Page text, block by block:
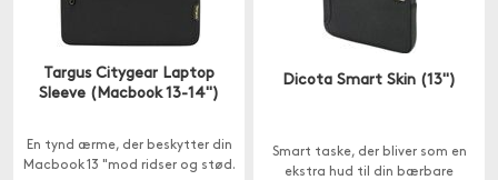
Targus Citygear Laptop
Sleeve (Macbook 13-14")
En tynd ærme, der beskytter din
Macbook 13 "mod ridser og stød.
Dicota Smart Skin (13")
Smart taske, der bliver som en
ekstra hud til din bærbare